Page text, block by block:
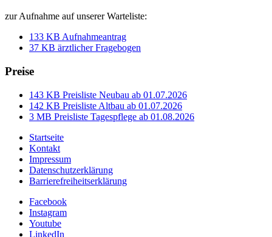
zur Aufnahme auf unserer Warteliste:
133 KB Aufnahmeantrag
37 KB ärztlicher Fragebogen
Preise
143 KB Preisliste Neubau ab 01.07.2026
142 KB Preisliste Altbau ab 01.07.2026
3 MB Preisliste Tagespflege ab 01.08.2026
Startseite
Kontakt
Impressum
Datenschutzerklärung
Barrierefreiheitserklärung
Facebook
Instagram
Youtube
LinkedIn